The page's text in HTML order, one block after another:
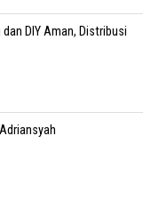
DIY Aman, Distribusi